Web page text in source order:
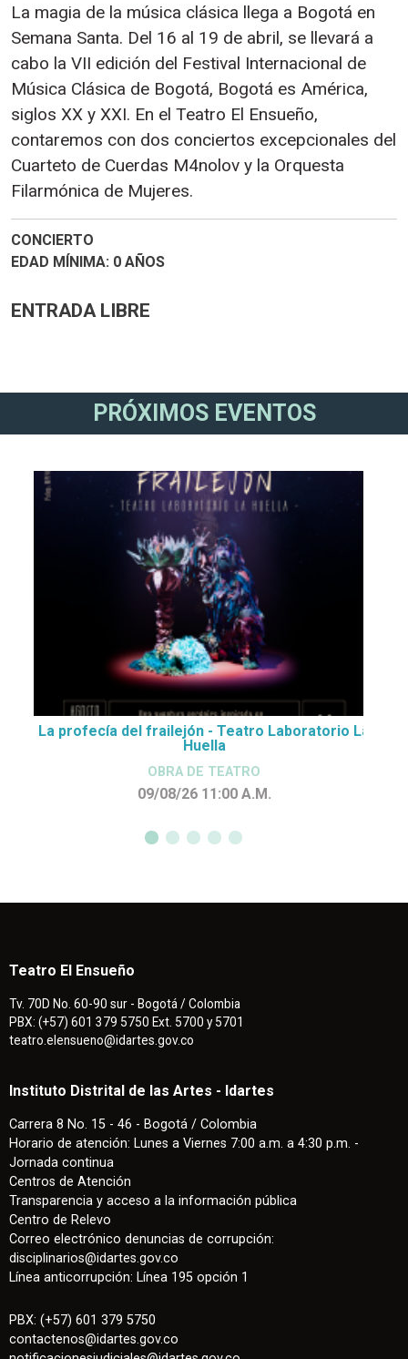
La magia de la música clásica llega a Bogotá en
Semana Santa. Del 16 al 19 de abril, se llevará a
cabo la VII edición del Festival Internacional de
Música Clásica de Bogotá, Bogotá es América,
siglos XX y XXI. En el Teatro El Ensueño,
contaremos con dos conciertos excepcionales del
Cuarteto de Cuerdas M4nolov y la Orquesta
Filarmónica de Mujeres.
CONCIERTO
EDAD MÍNIMA 0 AÑOS
ENTRADA LIBRE
PRÓXIMOS EVENTOS
La profecía del frailejón - Teatro Laboratorio La
Huella
OBRA DE TEATRO
09/08/26 11:00 A.M.
Teatro El Ensueño
Tv. 70D No. 60-90 sur - Bogotá / Colombia
PBX: (+57) 601 379 5750 Ext. 5700 y 5701
teatro.elensueno@idartes.gov.co
Instituto Distrital de las Artes - Idartes
Carrera 8 No. 15 - 46 - Bogotá / Colombia
Horario de atención: Lunes a Viernes 7:00 a.m. a 4:30 p.m. -
Jornada continua
Centros de Atención
Transparencia y acceso a la información pública
Centro de Relevo
Correo electrónico denuncias de corrupción:
disciplinarios@idartes.gov.co
Línea anticorrupción: Línea 195 opción 1
PBX: (+57) 601 379 5750
contactenos@idartes.gov.co